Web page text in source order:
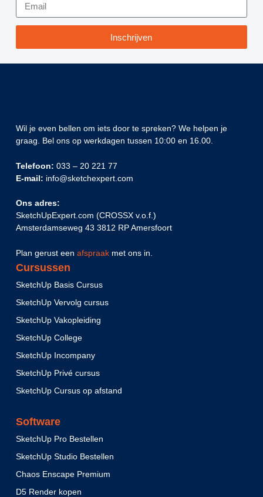
Inschrijven
Wil je even bellen om iets door te spreken? We helpen je
graag. Bel ons op werkdagen tussen 10:00 en 16.00.
Telefoon: 033 – 20 221 77
E-mail: info@sketchexpert.com
Ons adres:
SketchUpExpert.com (CROSSX v.o.f.)
Amsterdamseweg 43 3812 RP Amersfoort
Plan gerust een afspraakmet ons in.
Cursussen
SketchUp Basis Cursus
SketchUp Vervolg cursus
SketchUp Vakopleiding
SketchUp College
SketchUp Incompany
SketchUp Privé cursus
SketchUp Cursus op afstand
Software
SketchUp Pro Bestellen
SketchUp Studio Bestellen
Chaos Enscape Premium
D5 Render kopen